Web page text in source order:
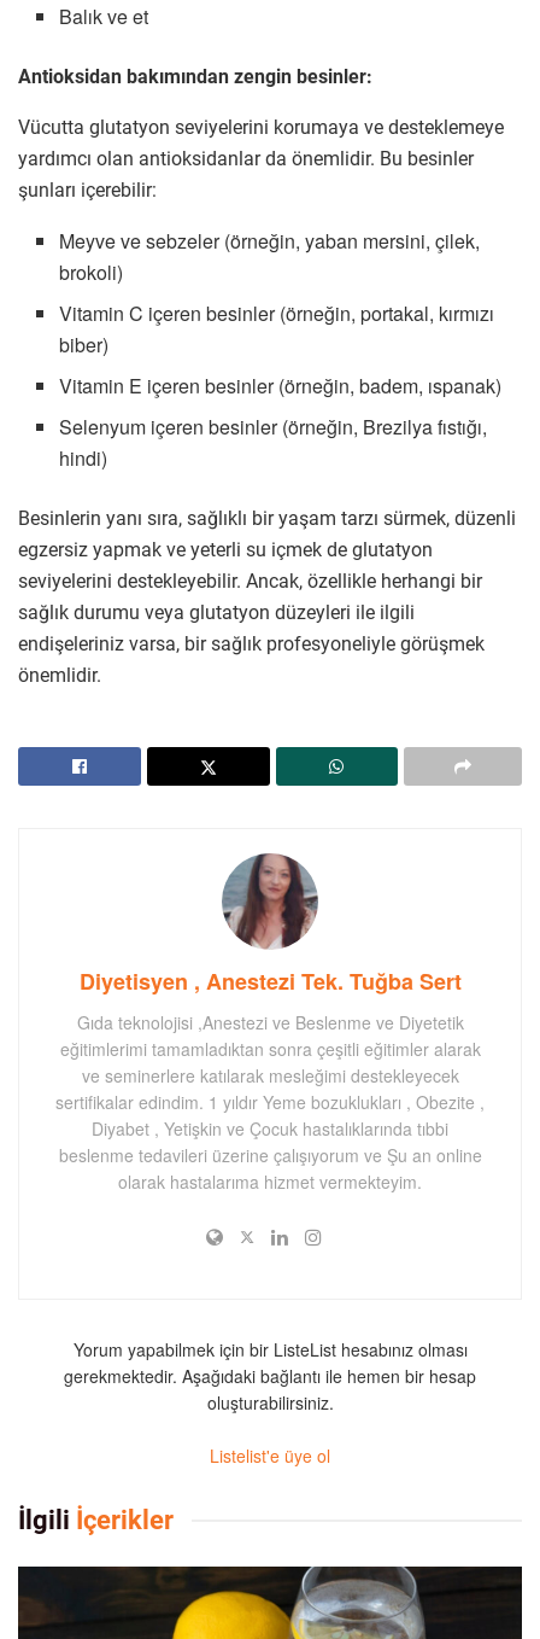
Balık ve et
Antioksidan bakımından zengin besinler:
Vücutta glutatyon seviyelerini korumaya ve desteklemeye
yardımcı olan antioksidanlar da önemlidir. Bu besinler
şunları içerebilir:
Meyve ve sebzeler (örneğin, yaban mersini, çilek,
brokoli)
Vitamin C içeren besinler (örneğin, portakal, kırmızı
biber)
Vitamin E içeren besinler (örneğin, badem, ıspanak)
Selenyum içeren besinler (örneğin, Brezilya fıstığı,
hindi)
Besinlerin yanı sıra, sağlıklı bir yaşam tarzı sürmek, düzenli
egzersiz yapmak ve yeterli su içmek de glutatyon
seviyelerini destekleyebilir. Ancak, özellikle herhangi bir
sağlık durumu veya glutatyon düzeyleri ile ilgili
endişeleriniz varsa, bir sağlık profesyoneliyle görüşmek
önemlidir.
Diyetisyen , Anestezi Tek. Tuğba Sert
Gıda teknolojisi ,Anestezi ve Beslenme ve Diyetetik
eğitimlerimi tamamladıktan sonra çeşitli eğitimler alarak
ve seminerlere katılarak mesleğimi destekleyecek
sertifikalar edindim. 1 yıldır Yeme bozuklukları , Obezite ,
Diyabet , Yetişkin ve Çocuk hastalıklarında tıbbi
beslenme tedavileri üzerine çalışıyorum ve Şu an online
olarak hastalarıma hizmet vermekteyim.
Yorum yapabilmek için bir ListeList hesabınız olması
gerekmektedir. Aşağıdaki bağlantı ile hemen bir hesap
oluşturabilirsiniz.
Listelist'e üye ol
İlgili İçerikler